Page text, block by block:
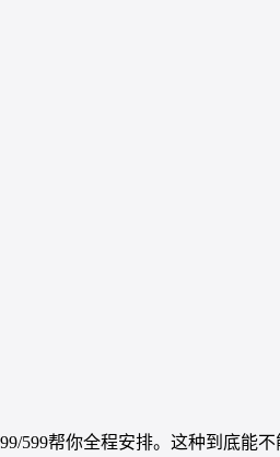
599帮你全程安排。这种到底